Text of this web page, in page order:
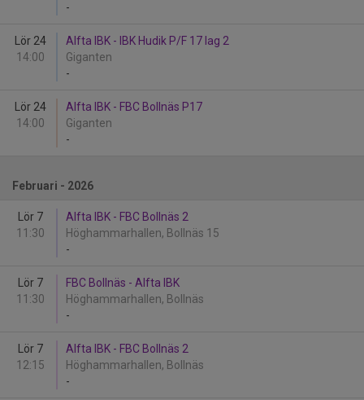
-
Lör 24
14:00
Alfta IBK - IBK Hudik P/F 17 lag 2
Giganten
-
Lör 24
14:00
Alfta IBK - FBC Bollnäs P17
Giganten
-
Februari - 2026
Lör 7
11:30
Alfta IBK - FBC Bollnäs 2
Höghammarhallen, Bollnäs 15
-
Lör 7
11:30
FBC Bollnäs - Alfta IBK
Höghammarhallen, Bollnäs
-
Lör 7
12:15
Alfta IBK - FBC Bollnäs 2
Höghammarhallen, Bollnäs
-